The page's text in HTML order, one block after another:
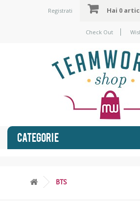
Hai 0
Registrati
Check Out
CATEGORIE
BTS